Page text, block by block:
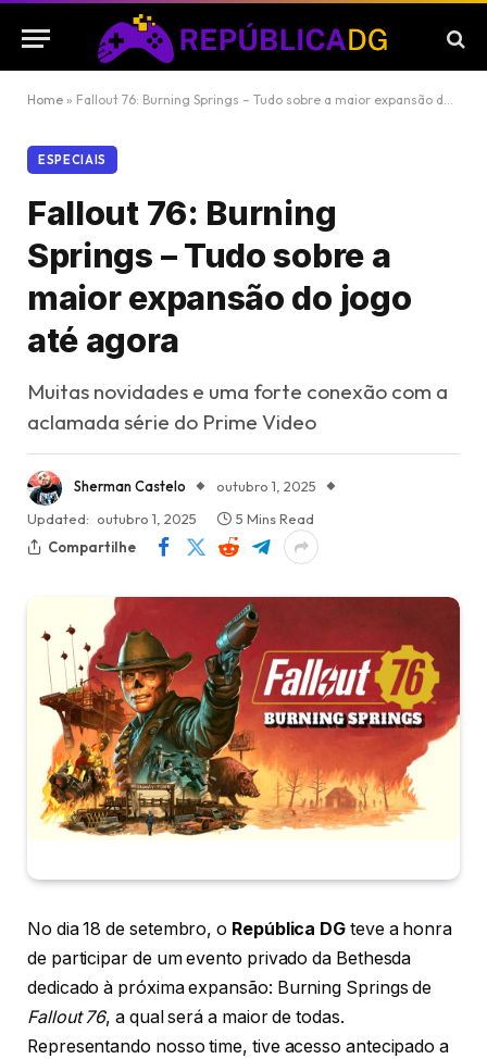
Home » Fallout 76: Burning Springs – Tudo sobre a maior expansão do jogo até agora
ESPECIAIS
Fallout 76: Burning
Springs – Tudo sobre a
maior expansão do jogo
até agora
Muitas novidades e uma forte conexão com a
aclamada série do Prime Video
Sherman Castelo
outubro 1, 2025
Updated: outubro 1, 2025
5 Mins Read
Compartilhe
No dia 18 de setembro, o República DG teve a honra
de participar de um evento privado da Bethesda
dedicado à próxima expansão: Burning Springs de
Fallout 76, a qual será a maior de todas.
Representando nosso time, tive acesso antecipado a